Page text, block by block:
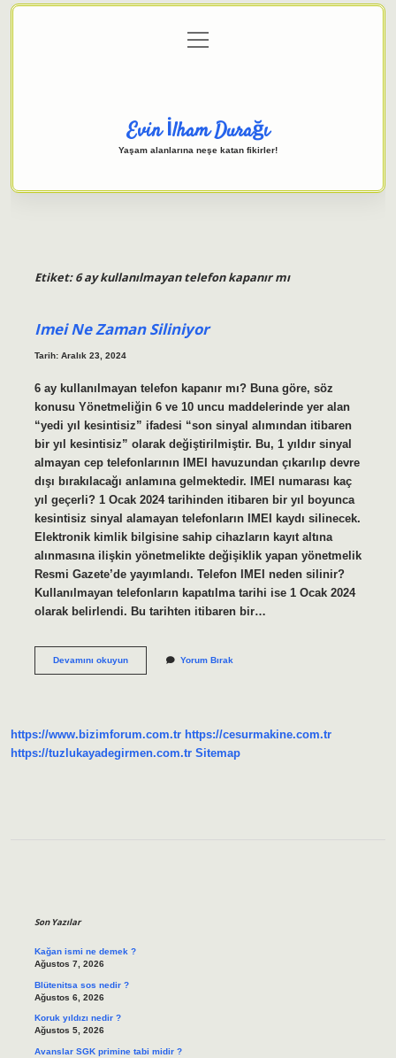
Gizlilik Politikası
menüyü
aç
Evin İlham Durağı
Yaşam alanlarına neşe katan fikirler!
Etiket:6 ay kullanılmayan telefon kapanır mı
Imei Ne Zaman Siliniyor
Tarih: Aralık 23, 2024
6 ay kullanılmayan telefon kapanır mı? Buna göre, söz
konusu Yönetmeliğin 6 ve 10 uncu maddelerinde yer alan
“yedi yıl kesintisiz” ifadesi “son sinyal alımından itibaren
bir yıl kesintisiz” olarak değiştirilmiştir. Bu, 1 yıldır sinyal
almayan cep telefonlarının IMEI havuzundan çıkarılıp devre
dışı bırakılacağı anlamına gelmektedir. IMEI numarası kaç
yıl geçerli? 1 Ocak 2024 tarihinden itibaren bir yıl boyunca
kesintisiz sinyal alamayan telefonların IMEI kaydı silinecek.
Elektronik kimlik bilgisine sahip cihazların kayıt altına
alınmasına ilişkin yönetmelikte değişiklik yapan yönetmelik
Resmi Gazete’de yayımlandı. Telefon IMEI neden silinir?
Kullanılmayan telefonların kapatılma tarihi ise 1 Ocak 2024
olarak belirlendi. Bu tarihten itibaren bir…
Devamını okuyunImei
Yorum Bırak
https://www.bizimforum.com.tr https://cesurmakine.com.tr
https://tuzlukayadegirmen.com.tr Sitemap
Son Yazılar
Kağan ismi ne demek ?
Ağustos 7, 2026
Blütenitsa sos nedir ?
Ağustos 6, 2026
Koruk yıldızı nedir ?
Ağustos 5, 2026
Avanslar SGK primine tabi midir ?